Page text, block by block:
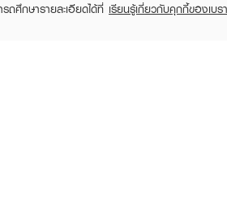
ถศึกษารายละเอียดได้ที่ เรียนรู้เกี่ยวกับคุกกี้ของเบร
EVEANDBOY MEMBER